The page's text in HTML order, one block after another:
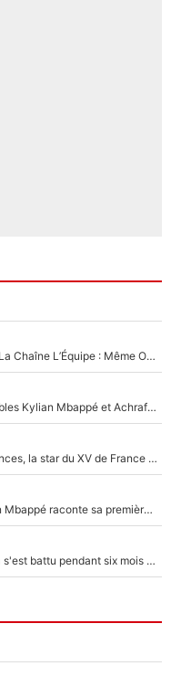
Un chroniqueur de L’Équipe du Soir viré par La Chaîne L’Équipe : Même Olivier Ménard n’avait pas pu empêcher son départ, «je l’ai appris sur Twitter, je l’ai vécu assez mal»
Loin du Real Madrid et du PSG, les inséparables Kylian Mbappé et Achraf Hakimi changent d'équipe le temps d'une journée !
Antoine Dupont en deuil : Pendant ses vacances, la star du XV de France a perdu sa grand-mère
«Je ne sais pas pourquoi j’ai dit ça...» : Kylian Mbappé raconte sa première rencontre avec Zinédine Zidane (et c’est très drôle)
Départ de Roberto De Zerbi - Medhi Benatia s'est battu pendant six mois pour le retenir à l'OM, le PSG a été le naufrage de trop : «Je pars avec toi»